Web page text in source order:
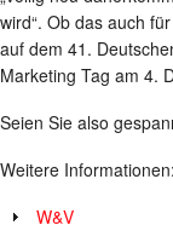
wird“. Ob das auch
auf dem 41.
Marketing Tag am 4.
Seien Sie also
Weitere Informationen:
W&V